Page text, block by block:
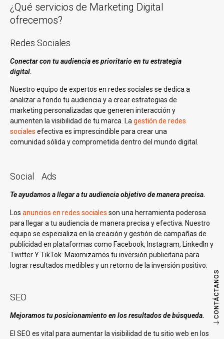
CONTÁCTANOS
¿Qué servicios de Marketing Digital
ofrecemos?
Redes Sociales
Conectar con tu audiencia es prioritario en tu estrategia
digital.
Nuestro equipo de expertos en redes sociales se dedica a
analizar a fondo tu audiencia y a crear estrategias de
marketing personalizadas que generen interacción y
aumenten la visibilidad de tu marca. Lagestión de redes
sociales efectiva es imprescindible para crear una
comunidad sólida y comprometida dentro del mundo digital.
Social Ads
Te ayudamos a llegar a tu audiencia objetivo de manera precisa.
Los anuncios en redes sociales son una herramienta poderosa
para llegar a tu audiencia de manera precisa y efectiva. Nuestro
equipo se especializa en la creación y gestión de campañas de
publicidad en plataformas como Facebook, Instagram, LinkedIn y
Twitter Y TikTok. Maximizamos tu inversión publicitaria para
lograr resultados medibles y un retorno de la inversión positivo.
SEO
Mejoramos tu posicionamiento en los resultados de búsqueda.
El SEO es vital para aumentar la visibilidad de tu sitio web en los